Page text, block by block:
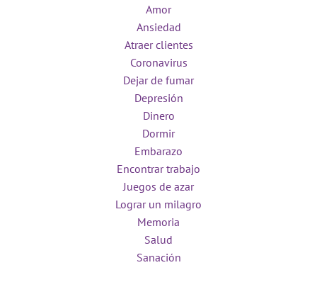
Amor
Ansiedad
Atraer clientes
Coronavirus
Dejar de fumar
Depresión
Dinero
Dormir
Embarazo
Encontrar trabajo
Juegos de azar
Lograr un milagro
Memoria
Salud
Sanación